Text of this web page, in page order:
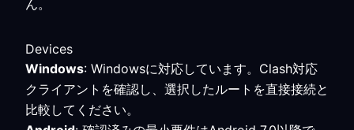
ん。
Devices
Windows: Windowsに対応しています。Clash対応
クライアントを確認し、選択したルートを直接接続と
比較してください。